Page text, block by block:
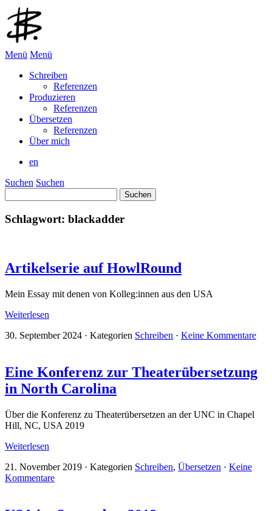
Menü Menü
Schreiben
Referenzen
Produzieren
Referenzen
Übersetzen
Referenzen
Über mich
en
Suchen Suchen
nach:
Schlagwort: blackadder
Artikelserie auf HowlRound
Mein Essay mit denen von Kolleg:innen aus den USA
Weiterlesen
30. September 2024 · Kategorien Schreiben · Keine Kommentare
Eine Konferenz zur Theater­übersetzung
in North Carolina
Über die Konferenz zu Theaterübersetzen an der UNC in Chapel
Hill, NC, USA 2019
Weiterlesen
21. November 2019 · Kategorien Schreiben, Übersetzen · Keine
Kommentare